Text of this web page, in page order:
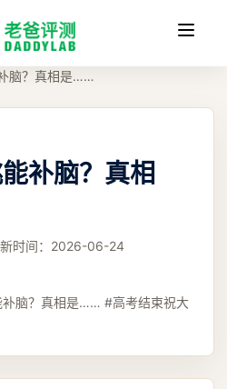
收
脑？真相是……
补脑？真相
时间： 2026-06-24
补脑？真相是…… #高考结束祝大